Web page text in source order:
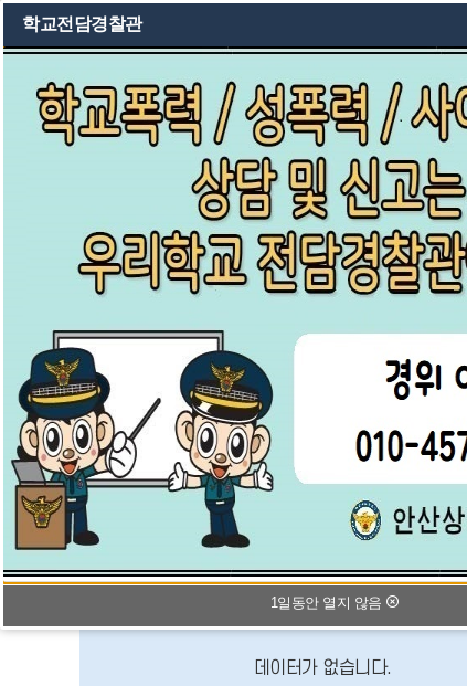
학교소개 성포소식
지
사
공지사항 가정통신문
2026년 도서관 물품선정 결과
2026 학년별 여름방학 계획서 안내
2학기 첫 주 주간학습 안내
2026학년도 여름방학 안내
도서관 리모델링 및 여름방학 기간 도서관 미개방
오늘의 식단
데이터가 없습니다.
교육용클라우드지원시스템
1일동안 열지 않음
학교전담경찰관
1일동안 열지 않음